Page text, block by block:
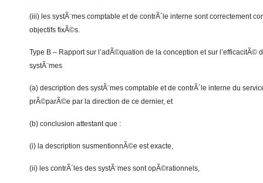
(iii) les systÃ¨mes comptable et de contrÃ´le interne sont correctement
objectifs fixÃ©s.
Type B – Rapport sur l’adÃ©quation de la conception et sur l’efficacitÃ©
systÃ¨mes
(a) description des systÃ¨mes comptable et de contrÃ´le interne du
prÃ©parÃ©e par la direction de ce dernier, et
(b) conclusion attestant que :
(i) la description susmentionnÃ©e est exacte,
(ii) les contrÃ´les des systÃ¨mes sont opÃ©rationnels,